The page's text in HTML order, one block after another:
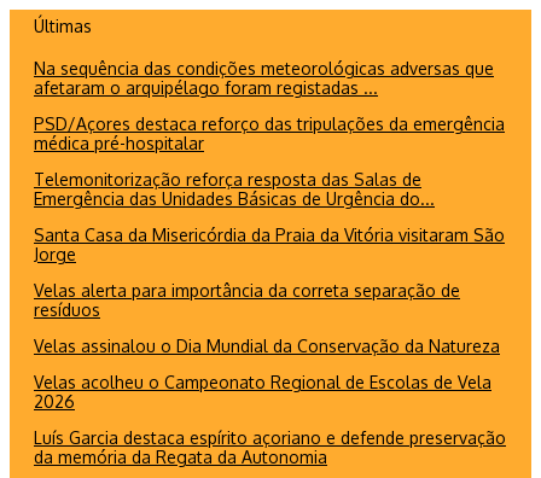
conteúdo
Últimas
Na sequência das condições meteorológicas adversas que
afetaram o arquipélago foram registadas ...
PSD/Açores destaca reforço das tripulações da emergência
médica pré-hospitalar
Telemonitorização reforça resposta das Salas de
Emergência das Unidades Básicas de Urgência do...
Santa Casa da Misericórdia da Praia da Vitória visitaram São
Jorge
Velas alerta para importância da correta separação de
resíduos
Velas assinalou o Dia Mundial da Conservação da Natureza
Velas acolheu o Campeonato Regional de Escolas de Vela
2026
Luís Garcia destaca espírito açoriano e defende preservação
da memória da Regata da Autonomia